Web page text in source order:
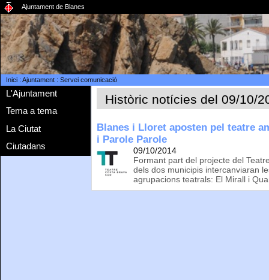
Ajuntament de Blanes
Inici: Ajuntament: Servei comunicació
L'Ajuntament
Tema a tema
La Ciutat
Ciutadans
Històric notícies del 09/10/
Blanes i Lloret aposten pel teatre
i Parole Parole
09/10/2014
Formant part del projecte del
dels dos municipis intercanviaran
agrupacions teatrals: El Mirall i